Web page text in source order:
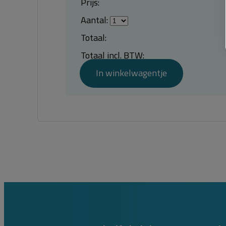
Aantal:
Totaal:
Totaal incl. BTW:
In winkelwagentje